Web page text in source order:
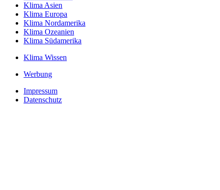
Klima Asien
Klima Europa
Klima Nordamerika
Klima Ozeanien
Klima Südamerika
Klima Wissen
Werbung
Impressum
Datenschutz